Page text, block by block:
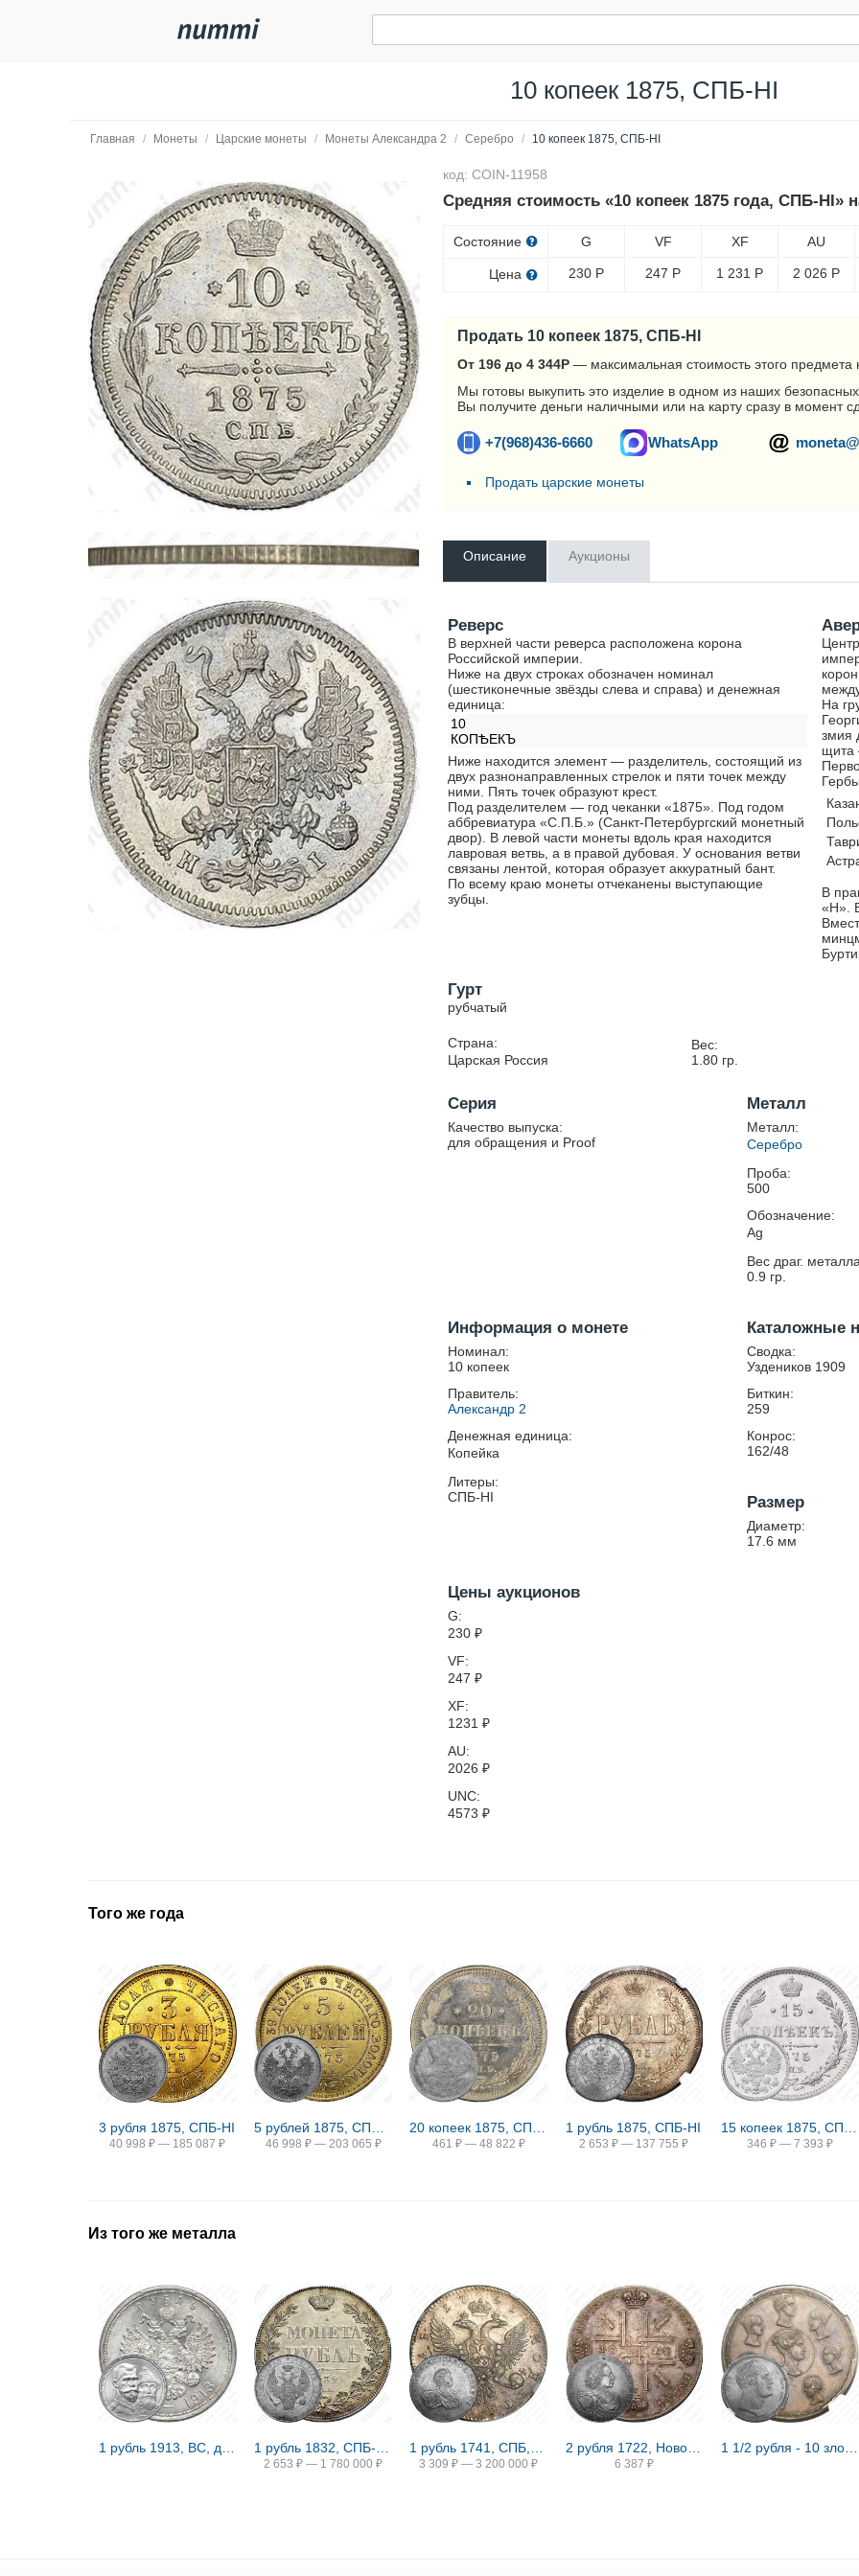
10 копеек 1875, СПБ-HI
Главная / Монеты / Царские монеты / Монеты Александра 2 / Серебро / 10 копеек 1875, СПБ-HI
код: COIN-11958
Средняя стоимость «10 копеек 1875 года, СПБ-HI»
Состояние
Цена
G
230 Р
VF
247 Р
XF
1 231 Р
AU
2 026 Р
Продать 10 копеек 1875, СПБ-HI
От 196 до 4 344Р — максимальная стоимость этого предмета
Мы готовы выкупить это изделие в одном из наших
Вы получите деньги наличными или на карту сразу в момент
+7(968)436-6660 WhatsApp
Продать царские монеты
Описание Аукционы
Реверс
В верхней части реверса расположена корона
Российской империи.
Ниже на двух строках обозначен номинал
(шестиконечные звёзды слева и справа) и денежная
единица:
10
КОПѢЕКЪ
Ниже находится элемент — разделитель, состоящий из
двух разнонаправленных стрелок и пяти точек между
ними. Пять точек образуют крест.
Под разделителем — год чеканки «1875». Под годом
аббревиатура «С.П.Б.» (Санкт-Петербургский монетный
двор). В левой части монеты вдоль края находится
лавровая ветвь, а в правой дубовая. У основания ветви
связаны лентой, которая образует аккуратный бант.
По всему краю монеты отчеканены выступающие
зубцы.
На
змия
щита
В
«Н».
Гурт
рубчатый
Страна:
Царская Россия
Вес:
1.80гр.
Серия
Качество выпуска:
для обращения и Proof
Металл
Металл:
Серебро
Проба:
500
Обозначение:
Ag
Вес драг.
0.9 гр.
Информация о монете
Номинал:
10 копеек
Правитель:
Александр 2
Денежная единица:
Копейка
Литеры:
СПБ-HI
Каталожные
Сводка:
Уздеников 1909
Биткин:
259
Конрос:
162/48
Размер
Диаметр:
17.6 мм
Цены аукционов
G:
230 ₽
VF:
247 ₽
XF:
1231 ₽
AU:
2026 ₽
UNC:
4573 ₽
Того же года
3 рубля 1875, СПБ-HI
40 998 ₽ — 185 087 ₽ 46 998 ₽ — 203 065 ₽ 461 ₽ — 48 822 ₽
1 рубль 1875, СПБ-НІ
2 653 ₽ — 137 755 ₽ 346 ₽ — 7 393 ₽
Из того же металла
2 653 ₽ — 1 780 000 ₽ 3 309 ₽ — 3 200 000 ₽
2 рубля 1722, Новодел
6 387 ₽
1 1/2 рубля - 10 злотых 1836, семейный, П. У., Новодел